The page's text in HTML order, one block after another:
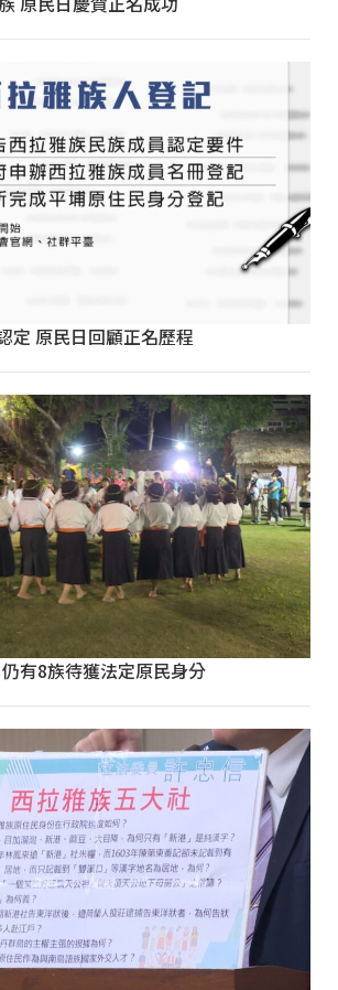
定 原民日回顧正名歷程
有8族待獲法定原民身分